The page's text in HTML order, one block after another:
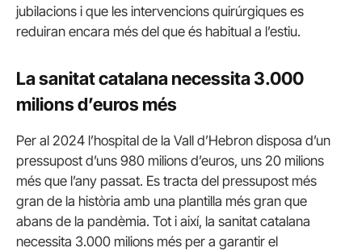
jubilacions i que les intervencions quirúrgiques es
reduiran encara més del que és habitual a l’estiu.
La sanitat catalana necessita 3.000
milions d’euros més
Per al 2024 l’hospital de la Vall d’Hebron disposa d’un
pressupost d’uns 980 milions d’euros, uns 20 milions
més que l’any passat. Es tracta del pressupost més
gran de la història amb una plantilla més gran que
abans de la pandèmia. Tot i així, la sanitat catalana
necessita 3.000 milions més per a garantir el